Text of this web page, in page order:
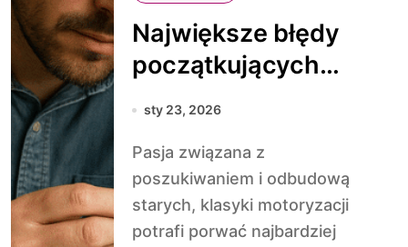
Największe błędy
początkujących
kolekcjonerów
sty 23, 2026
Pasja związana z
poszukiwaniem i odbudową
starych, klasyki motoryzacji
potrafi porwać najbardziej